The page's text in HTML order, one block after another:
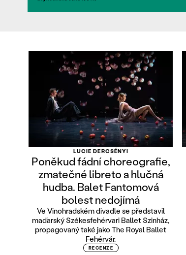
LUCIE DERCSÉNYI
Poněkud fádní choreografie,
zmatečné libreto a hlučná
hudba. Balet Fantomová
bolest nedojímá
Ve Vinohradském divadle se představil
maďarský Székesfehérvari Ballet Szinház,
propagovaný také jako The Royal Ballet
Fehérvár.
RECENZE